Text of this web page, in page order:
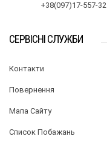
+38(097)17-557-32
СЕРВІСНІ СЛУЖБИ
Контакти
Повернення
Мапа Сайту
Список Побажань